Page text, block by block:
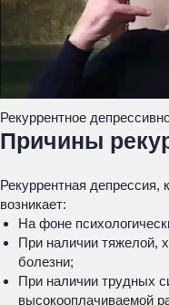
Рекуррентное
Причины
Рекуррентная
возникает:
На фоне
При наличии тяжелой,
болезни;
При наличии трудных
высокооплачиваемой